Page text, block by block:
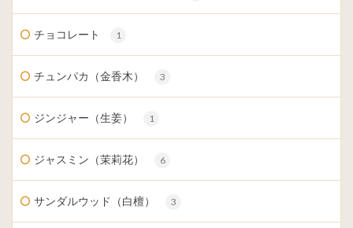
チョコレート 1
チュンパカ（金香木） 3
ジンジャー（生姜） 1
ジャスミン（茉莉花） 6
サンダルウッド（白檀） 3